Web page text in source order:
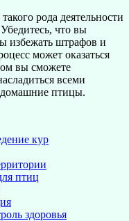
рода деятельности
что вы
избежать штрафов и
может оказаться
вы сможете
всеми
птицы.
кур
птиц
здоровья